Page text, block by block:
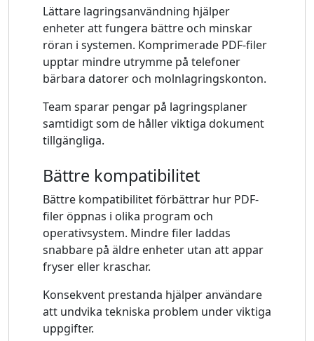
Lättare lagringsanvändning hjälper
enheter att fungera bättre och minskar
röran i systemen. Komprimerade PDF-filer
upptar mindre utrymme på telefoner
bärbara datorer och molnlagringskonton.
Team sparar pengar på lagringsplaner
samtidigt som de håller viktiga dokument
tillgängliga.
Bättre kompatibilitet
Bättre kompatibilitet förbättrar hur PDF-
filer öppnas i olika program och
operativsystem. Mindre filer laddas
snabbare på äldre enheter utan att appar
fryser eller kraschar.
Konsekvent prestanda hjälper användare
att undvika tekniska problem under viktiga
uppgifter.